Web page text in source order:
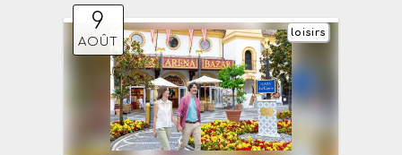
9
AOÛT
loisirs